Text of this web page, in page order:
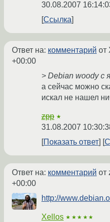
30.08.2007
Ссылка
Ответ на: комментарий от
+00:00
> Debian woody с
а сейчас можно
искал не нашел
zpp ★
31.08.2007
Показать ответ
Ответ на: комментарий от
+00:00
http://
Xellos ★★★★★